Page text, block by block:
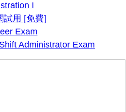
I
試用 [免費]
Exam
Administrator Exam